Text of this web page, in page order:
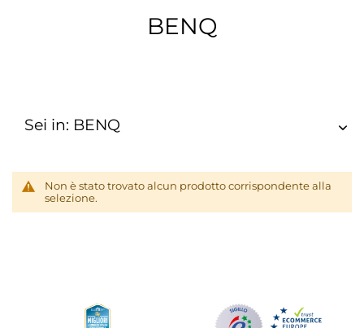
BENQ
Non è stato trovato alcun prodotto corrispondente alla
selezione.
Sei in: BENQ